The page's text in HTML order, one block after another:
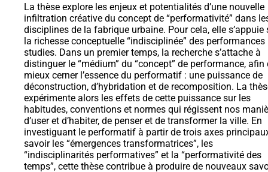
La thèse explore les enjeux et potentialités d’une nouvelle
infiltration créative du concept de “performativité” dans
disciplines de la fabrique urbaine. Pour cela, elle s’appuie
la richesse conceptuelle “indisciplinée” des performances
studies. Dans un premier temps, la recherche s’attache à
distinguer le “médium” du “concept” de performance, afin
mieux cerner l’essence du performatif : une puissance de
déconstruction, d’hybridation et de recomposition. La
expérimente alors les effets de cette puissance sur les
habitudes, conventions et normes qui régissent nos
d’user et d’habiter, de penser et de transformer la ville. En
investiguant le performatif à partir de trois axes
savoir les “émergences transformatrices”, les
“indisciplinarités performatives” et la “performativité des
temps”, cette thèse contribue à produire de nouveaux